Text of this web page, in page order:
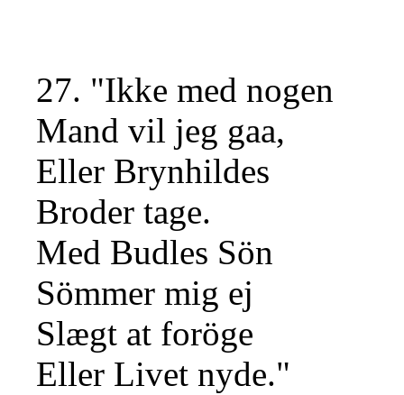
27. "Ikke med nogen
Mand vil jeg gaa,
Eller Brynhildes
Broder tage.
Med Budles Sön
Sömmer mig ej
Slægt at foröge
Eller Livet nyde."